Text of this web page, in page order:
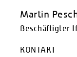
Martin
Beschäftigter
KONTAKT